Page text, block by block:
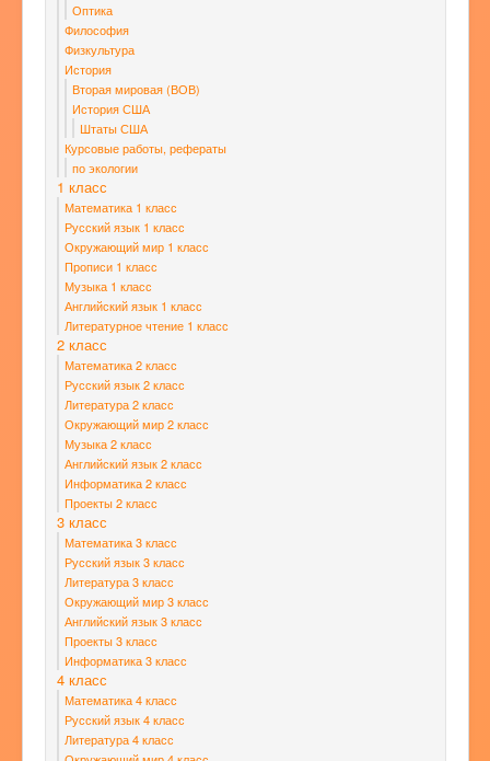
Оптика
Философия
Физкультура
История
Вторая мировая (ВОВ)
История США
Штаты США
Курсовые работы, рефераты
по экологии
1 класс
Математика 1 класс
Русский язык 1 класс
Окружающий мир 1 класс
Прописи 1 класс
Музыка 1 класс
Английский язык 1 класс
Литературное чтение 1 класс
2 класс
Математика 2 класс
Русский язык 2 класс
Литература 2 класс
Окружающий мир 2 класс
Музыка 2 класс
Английский язык 2 класс
Информатика 2 класс
Проекты 2 класс
3 класс
Математика 3 класс
Русский язык 3 класс
Литература 3 класс
Окружающий мир 3 класс
Английский язык 3 класс
Проекты 3 класс
Информатика 3 класс
4 класс
Математика 4 класс
Русский язык 4 класс
Литература 4 класс